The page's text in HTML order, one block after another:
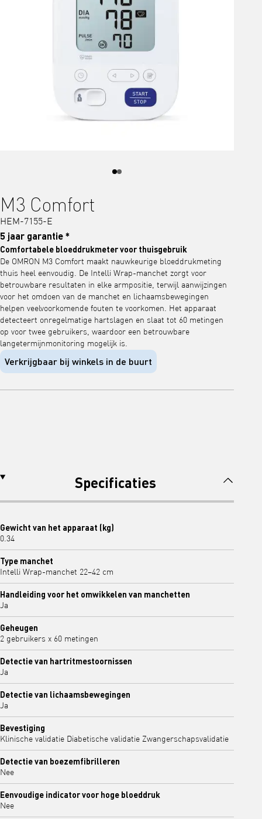
M3 Comfort
HEM-7155-E
5 jaar garantie *
Comfortabele bloeddrukmeter voor thuisgebruik
De OMRON M3 Comfort maakt nauwkeurige bloeddrukmeting
thuis heel eenvoudig. De Intelli Wrap-manchet zorgt voor
betrouwbare resultaten in elke armpositie, terwijl aanwijzingen
voor het omdoen van de manchet en lichaamsbewegingen
helpen veelvoorkomende fouten te voorkomen. Het apparaat
detecteert onregelmatige hartslagen en slaat tot 60 metingen
op voor twee gebruikers, waardoor een betrouwbare
langetermijnmonitoring mogelijk is.
Verkrijgbaar bij winkels in de buurt
Specificaties
Gewicht van het apparaat (kg)
0.34
Type manchet
Intelli Wrap-manchet 22–42 cm
Handleiding voor het omwikkelen van manchetten
Ja
Geheugen
2 gebruikers x 60 metingen
Detectie van hartritmestoornissen
Ja
Detectie van lichaamsbewegingen
Ja
Bevestiging
Klinische validatie Diabetische validatie Zwangerschapsvalidatie
Detectie van boezemfibrilleren
Nee
Eenvoudige indicator voor hoge bloeddruk
Nee